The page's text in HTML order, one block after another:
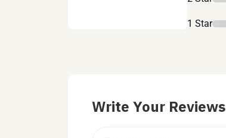
1 Star
Write Your Reviews